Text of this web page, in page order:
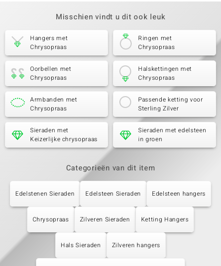
Misschien vindt u dit ook leuk
Hangers met
Chrysopraas
Ringen met
Chrysopraas
Oorbellen met
Chrysopraas
Halskettingen met
Chrysopraas
Armbanden met
Chrysopraas
Passende ketting voor
Sterling Zilver
Sieraden met
Keizerlijke chrysopraas
Sieraden met edelsteen
in groen
Categorieën van dit item
Edelstenen Sieraden Edelsteen Sieraden Edelsteen hangers
Chrysopraas Zilveren Sieraden Ketting Hangers
Hals Sieraden Zilveren hangers